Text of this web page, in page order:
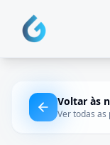
Voltar às
Ver todas as